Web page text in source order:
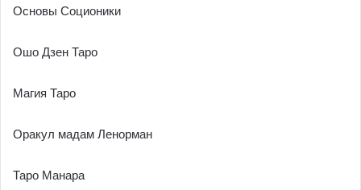
Основы Соционики
Ошо Дзен Таро
Магия Таро
Оракул мадам Ленорман
Таро Манара